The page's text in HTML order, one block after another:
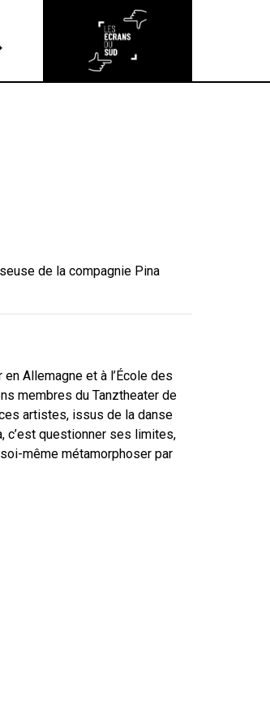
de la compagnie Pina
Allemagne et à l’École des
membres du Tanztheater de
artistes, issus de la danse
c’est questionner ses limites,
même métamorphoser par